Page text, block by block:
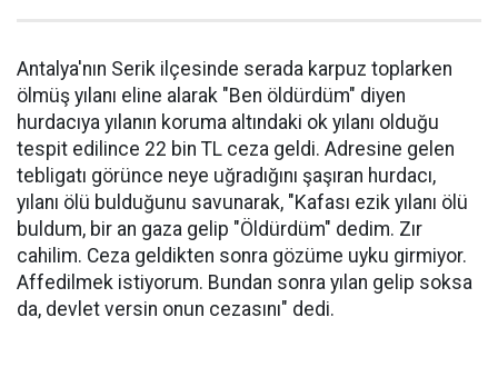
Antalya'nın Serik ilçesinde serada karpuz toplarken
ölmüş yılanı eline alarak "Ben öldürdüm" diyen
hurdacıya yılanın koruma altındaki ok yılanı olduğu
tespit edilince 22 bin TL ceza geldi. Adresine gelen
tebligatı görünce neye uğradığını şaşıran hurdacı,
yılanı ölü bulduğunu savunarak, "Kafası ezik yılanı ölü
buldum, bir an gaza gelip "Öldürdüm" dedim. Zır
cahilim. Ceza geldikten sonra gözüme uyku girmiyor.
Affedilmek istiyorum. Bundan sonra yılan gelip soksa
da, devlet versin onun cezasını" dedi.